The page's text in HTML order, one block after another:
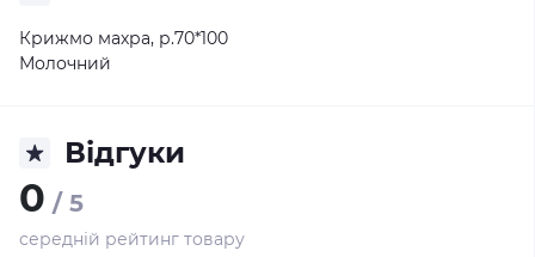
Крижмо махра, р.70*100
Молочний
Відгуки
0 / 5
середній рейтинг товару